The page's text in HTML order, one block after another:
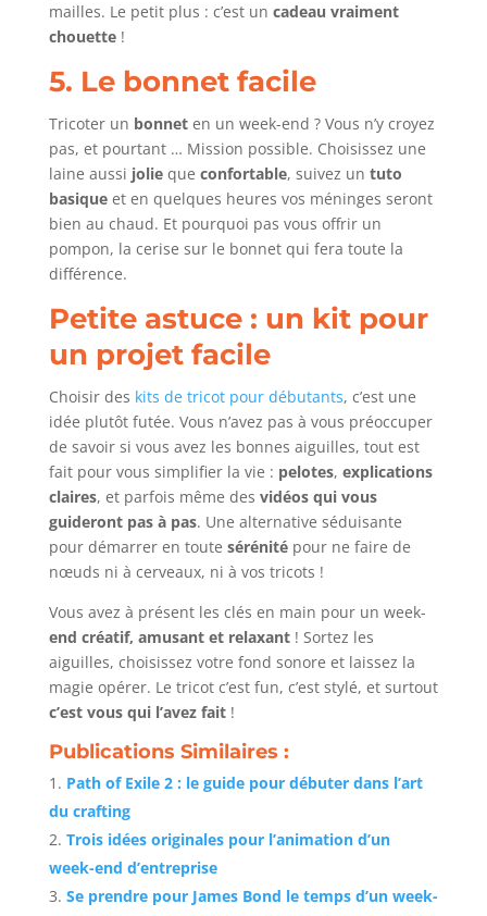
mailles. Le petit plus : c’est un cadeau vraiment
chouette!
5. Le bonnet facile
Tricoter un bonneten un week-end ? Vous n’y croyez
pas, et pourtant … Mission possible. Choisissez une
laine aussi jolieque confortable, suivez un tuto
basiqueet en quelques heures vos méninges seront
bien au chaud. Et pourquoi pas vous offrir un
pompon, la cerise sur le bonnet qui fera toute la
différence.
Petite astuce : un kit pour
un projet facile
Choisir des kits de tricot pour débutants, c’est une
idée plutôt futée. Vous n’avez pas à vous préoccuper
de savoir si vous avez les bonnes aiguilles, tout est
fait pour vous simplifier la vie : pelotes, explications
claires, et parfois même des vidéos qui vous
guideront pas à pas. Une alternative séduisante
pour démarrer en toute sérénitépour ne faire de
nœuds ni à cerveaux, ni à vos tricots !
Vous avez à présent les clés en main pour un week-
end créatif, amusant et relaxant! Sortez les
aiguilles, choisissez votre fond sonore et laissez la
magie opérer. Le tricot c’est fun, c’est stylé, et surtout
c’est vous qui l’avez fait!
Publications Similaires :
Path of Exile 2 : le guide pour débuter dans l’art
du crafting
Trois idées originales pour l’animation d’un
week-end d’entreprise
Se prendre pour James Bond le temps d’un week-